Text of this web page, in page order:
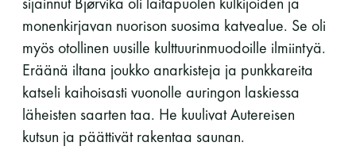
monenkirjavan nuorison suosima katvealue. Se oli
myös otollinen uusille kulttuurinmuodoille ilmiintyä.
Eräänä iltana joukko anarkisteja ja punkkareita
katseli kaihoisasti vuonolle auringon laskiessa
läheisten saarten taa. He kuulivat Autereisen
kutsun ja päättivät rakentaa saunan.